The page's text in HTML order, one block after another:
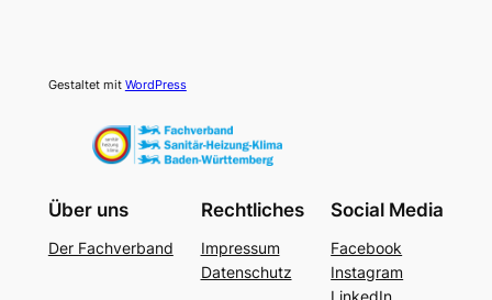
Gestaltet mit WordPress
Über uns
Der Fachverband
Rechtliches
Impressum
Datenschutz
Social Media
Facebook
Instagram